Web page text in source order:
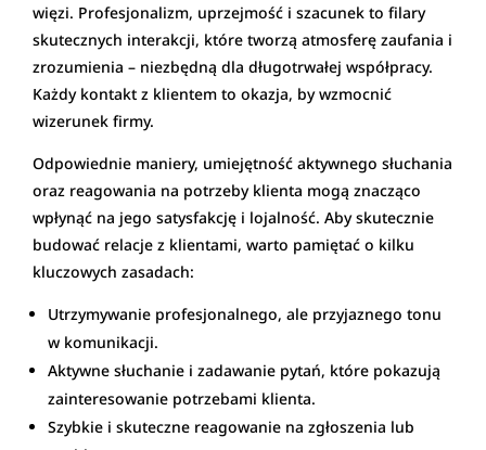
więzi. Profesjonalizm, uprzejmość i szacunek to filary
skutecznych interakcji, które tworzą atmosferę zaufania i
zrozumienia – niezbędną dla długotrwałej współpracy.
Każdy kontakt z klientem to okazja, by wzmocnić
wizerunek firmy.
Odpowiednie maniery, umiejętność aktywnego słuchania
oraz reagowania na potrzeby klienta mogą znacząco
wpłynąć na jego satysfakcję i lojalność. Aby skutecznie
budować relacje z klientami, warto pamiętać o kilku
kluczowych zasadach:
Utrzymywanie profesjonalnego, ale przyjaznego tonu
w komunikacji.
Aktywne słuchanie i zadawanie pytań, które pokazują
zainteresowanie potrzebami klienta.
Szybkie i skuteczne reagowanie na zgłoszenia lub